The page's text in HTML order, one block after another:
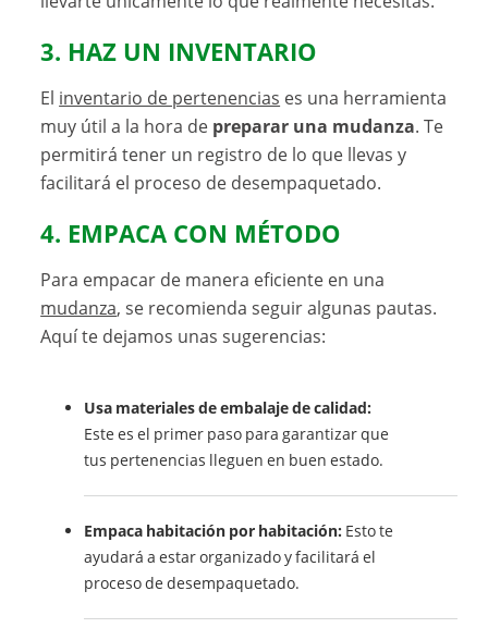
3. HAZ UN INVENTARIO
El inventario de pertenencias es una herramienta
muy útil a la hora de preparar una mudanza. Te
permitirá tener un registro de lo que llevas y
facilitará el proceso de desempaquetado.
4. EMPACA CON MÉTODO
Para empacar de manera eficiente en una
mudanza, se recomienda seguir algunas pautas.
Aquí te dejamos unas sugerencias:
Usa materiales de embalaje de calidad:
Este es el primer paso para garantizar que
tus pertenencias lleguen en buen estado.
Empaca habitación por habitación: Esto te
ayudará a estar organizado y facilitará el
proceso de desempaquetado.